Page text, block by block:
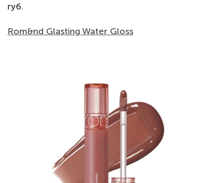
губ.
Rom&nd Glasting Water Gloss